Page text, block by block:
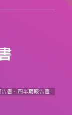
書・四半期報告書